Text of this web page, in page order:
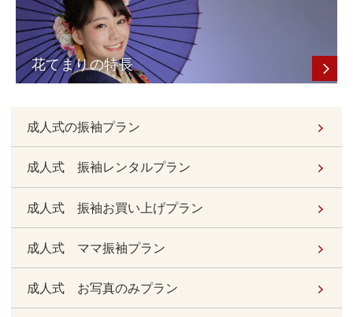
花てまりの特長
成人式の振袖プラン
成人式 振袖レンタルプラン
成人式 振袖お買い上げプラン
成人式 ママ振袖プラン
成人式 お写真のみプラン